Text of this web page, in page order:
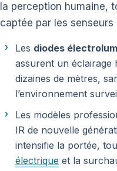
la perception humaine,
captée par les senseurs
Les diodes
assurent un éclairage
dizaines de mètres,
l’environnement
Les modèles
IR de nouvelle
intensifie la portée,
électrique et la